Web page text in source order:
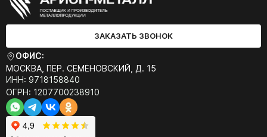
ЗАКАЗАТЬ ЗВОНОК
ОФИС:
МОСКВА, ПЕР. СЕМЁНОВСКИЙ, Д. 15
ИНН: 9718158840
ОГРН: 1207700238910